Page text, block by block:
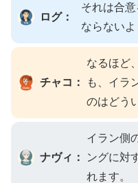
ログ：
それは合
ならないよ
チャコ：
なるほど
も、イラ
のはどう
ナヴィ：
イラン側
ングに対
れます。